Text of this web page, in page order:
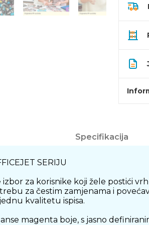
Specifikacija
SERIJU
izbor za korisnike koji žele postići
za čestim zamjenama i
kvalitetu ispisa.
magenta boje, s jasno